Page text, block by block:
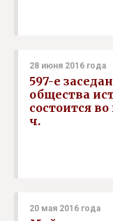
28 июня 2016 года
597-е
общества
состоится
ч.
20 мая 2016 года